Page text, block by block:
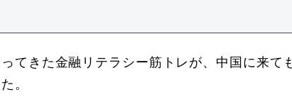
てきた金融リテラシー筋トレが、中国に来て
。